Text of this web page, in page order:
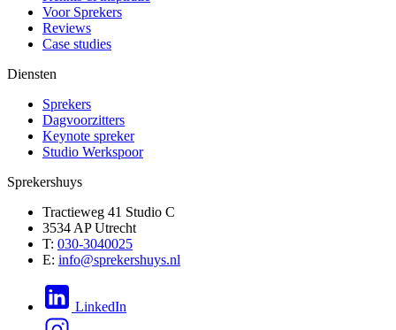
Voor Sprekers
Reviews
Case studies
Diensten
Sprekers
Dagvoorzitters
Keynote spreker
Studio Werkspoor
Sprekershuys
Tractieweg 41 Studio C
3534 AP Utrecht
T: 030-3040025
E: info@sprekershuys.nl
LinkedIn